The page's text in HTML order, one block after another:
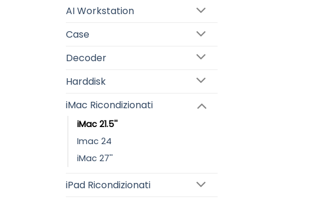
AI Workstation
Case
Decoder
Harddisk
iMac Ricondizionati
iMac 21.5''
Imac 24
iMac 27''
iPad Ricondizionati